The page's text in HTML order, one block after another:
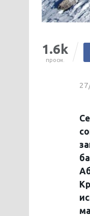
1.6k
просм.